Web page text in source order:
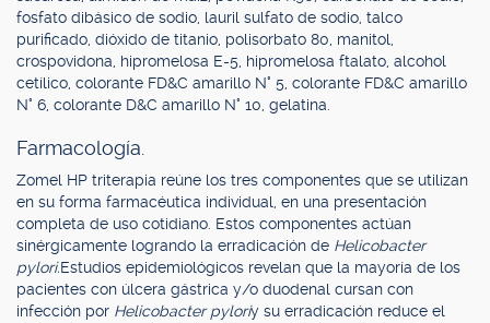
fosfato dibásico de sodio, lauril sulfato de sodio, talco
purificado, dióxido de titanio, polisorbato 80, manitol,
crospovidona, hipromelosa E-5, hipromelosa ftalato, alcohol
cetílico, colorante FD&C amarillo N° 5, colorante FD&C amarillo
N° 6, colorante D&C amarillo N° 10, gelatina.
Farmacología.
Zomel HP triterapia reúne los tres componentes que se utilizan
en su forma farmacéutica individual, en una presentación
completa de uso cotidiano. Estos componentes actúan
sinérgicamente logrando la erradicación de Helicobacter
pylori.Estudios epidemiológicos revelan que la mayoría de los
pacientes con úlcera gástrica y/o duodenal cursan con
infección por Helicobacter pyloriy su erradicación reduce el